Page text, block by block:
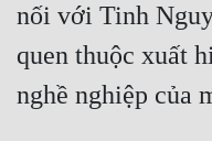
nối với Tinh
quen thuộc xuất